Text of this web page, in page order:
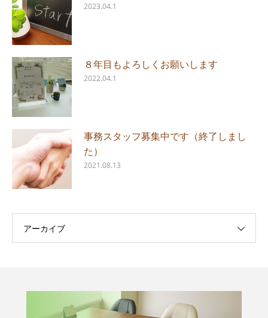
2023.04.1
８年目もよろしくお願いします
2022.04.1
事務スタッフ募集中です（終了しまし
た）
2021.08.13
アーカイブ